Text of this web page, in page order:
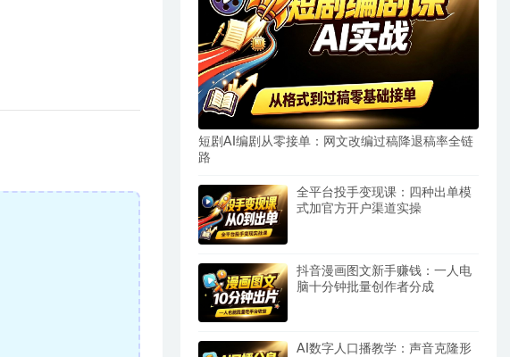
短剧AI编剧从零接单：网文改编过稿降退稿率全链
路
全平台投手变现课：四种出单模
式加官方开户渠道实操
抖音漫画图文新手赚钱：一人电
脑十分钟批量创作者分成
AI数字人口播教学：声音克隆形